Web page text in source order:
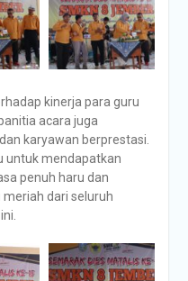
kinerja para guru
acara juga
karyawan berprestasi.
untuk mendapatkan
penuh haru dan
dari seluruh